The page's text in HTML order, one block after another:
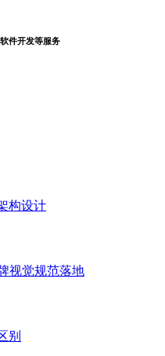
件开发等服务
构设计
视觉规范落地
别